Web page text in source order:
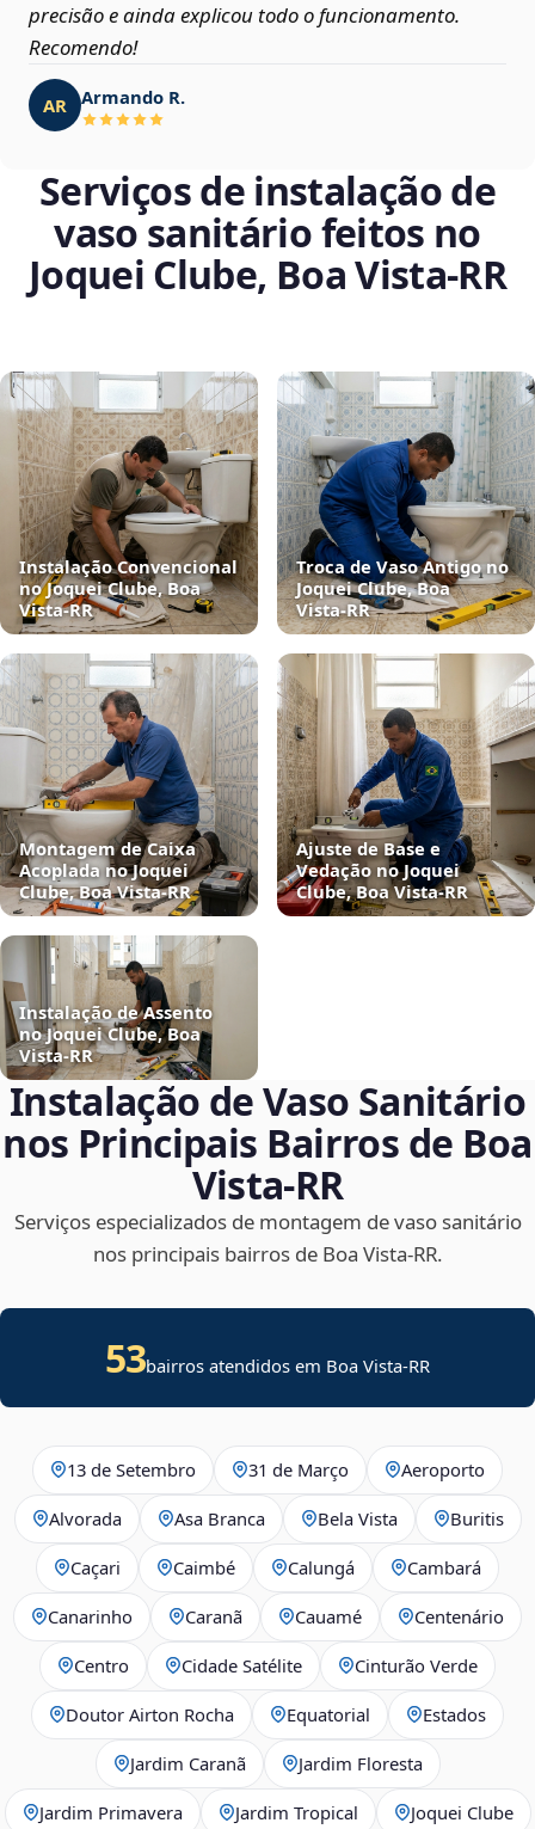
precisão e ainda explicou todo o funcionamento.
Recomendo!
AR Armando R.
Serviços de instalação de
vaso sanitário feitos no
Joquei Clube, Boa Vista‑RR
Instalação Convencional
no Joquei Clube, Boa
Vista‑RR
Troca de Vaso Antigo no
Joquei Clube, Boa
Vista‑RR
Montagem de Caixa
Acoplada no Joquei
Clube, Boa Vista‑RR
Ajuste de Base e
Vedação no Joquei
Clube, Boa Vista‑RR
Instalação de Assento
no Joquei Clube, Boa
Vista‑RR
Instalação de Vaso Sanitário
nos Principais Bairros de Boa
Vista‑RR
Serviços especializados de montagem de vaso sanitário
nos principais bairros de Boa Vista‑RR.
53bairros atendidos em Boa Vista-RR
13 de Setembro 31 de Março Aeroporto
Alvorada Asa Branca Bela Vista Buritis
Caçari Caimbé Calungá Cambará
Canarinho Caranã Cauamé Centenário
Centro Cidade Satélite Cinturão Verde
Doutor Airton Rocha Equatorial Estados
Jardim Caranã Jardim Floresta
Jardim Primavera Jardim Tropical Joquei Clube